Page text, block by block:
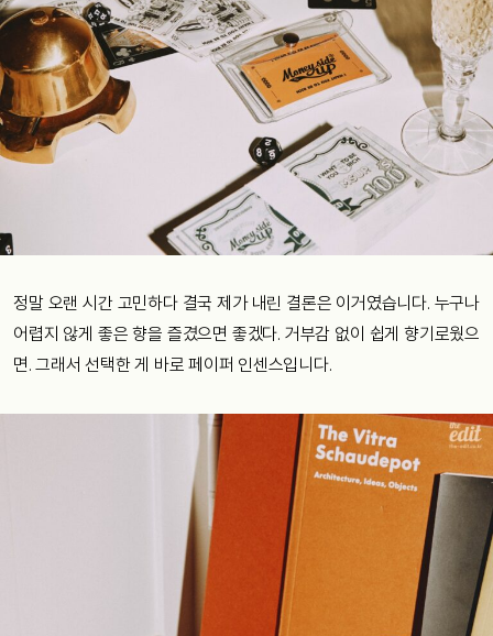
정말 오랜 시간 고민하다 결국 제가 내린 결론은 이거였습니다. 누구나
어렵지 않게 좋은 향을 즐겼으면 좋겠다. 거부감 없이 쉽게 향기로웠으
면. 그래서 선택한 게 바로 페이퍼 인센스입니다.